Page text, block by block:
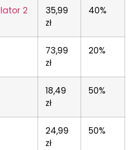
2
35,99
zł
40%
73,99
zł
20%
18,49
zł
50%
24,99
zł
50%